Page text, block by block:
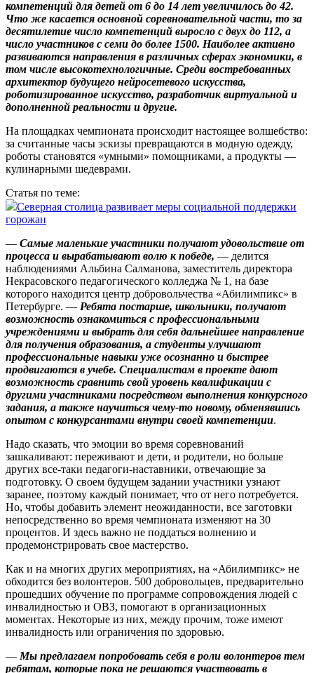
компетенций для детей от 6 до 14 лет увеличилось до 42.
Что же касается основной соревновательной части, то за
десятилетие число компетенций выросло с двух до 112, а
число участников с семи до более 1500. Наиболее активно
развиваются направления в различных сферах экономики, в
том числе высокотехнологичные. Среди востребованных
архитектор будущего нейросетевого искусства,
роботизированное искусство, разработчик виртуальной и
дополненной реальности и другие.
На площадках чемпионата происходит настоящее волшебство:
за считанные часы эскизы превращаются в модную одежду,
роботы становятся «умными» помощниками, а продукты —
кулинарными шедеврами.
Статья по теме:
Северная столица развивает меры социальной поддержки
горожан
— Самые маленькие участники получают удовольствие от
процесса и вырабатывают волю к победе, — делится
наблюдениями Альбина Салманова, заместитель директора
Некрасовского педагогического колледжа № 1, на базе
которого находится центр добровольчества «Абилимпикс» в
Петербурге. — Ребята постарше, школьники, получают
возможность ознакомиться с профессиональными
учреждениями и выбрать для себя дальнейшее направление
для получения образования, а студенты улучшают
профессиональные навыки уже осознанно и быстрее
продвигаются в учебе. Специалистам в проекте дают
возможность сравнить свой уровень квалификации с
другими участниками посредством выполнения конкурсного
задания, а также научиться чему‑то новому, обменявшись
опытом с конкурсантами внутри своей компетенции.
Надо сказать, что эмоции во время соревнований
зашкаливают: переживают и дети, и родители, но больше
других все‑таки педагоги-наставники, отвечающие за
подготовку. О своем будущем задании участники узнают
заранее, поэтому каждый понимает, что от него потребуется.
Но, чтобы добавить элемент неожиданности, все заготовки
непосредственно во время чемпионата изменяют на 30
процентов. И здесь важно не поддаться волнению и
продемонстрировать свое мастерство.
Как и на многих других мероприятиях, на «Абилимпикс» не
обходится без волонтеров. 500 доб­ровольцев, предварительно
прошедших обучение по программе сопровож­дения людей с
инвалидностью и ОВЗ, помогают в организационных
моментах. Некоторые из них, между прочим, тоже имеют
инвалидность или ограничения по здоровью.
—Мы предлагаем попробовать себя в роли волонтеров тем
ребятам, которые пока не решаются участвовать в